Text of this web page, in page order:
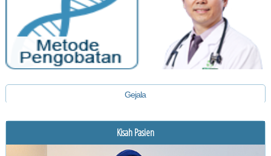
Gejala
Pengobatan
Kisah Pasien